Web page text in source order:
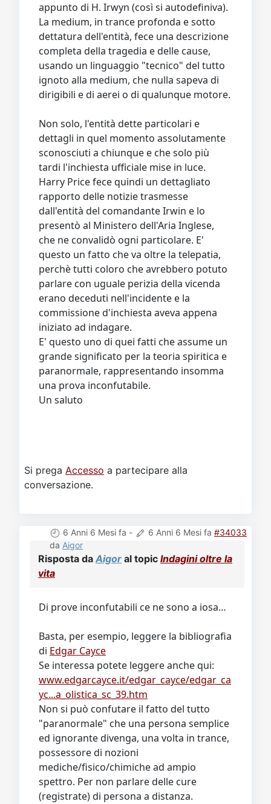
appunto di H. Irwyn (così si autodefiniva).
La medium, in trance profonda e sotto
dettatura dell'entità, fece una descrizione
completa della tragedia e delle cause,
usando un linguaggio "tecnico" del tutto
ignoto alla medium, che nulla sapeva di
dirigibili e di aerei o di qualunque motore.
Non solo, l'entità dette particolari e
dettagli in quel momento assolutamente
sconosciuti a chiunque e che solo più
tardi l'inchiesta ufficiale mise in luce.
Harry Price fece quindi un dettagliato
rapporto delle notizie trasmesse
dall'entità del comandante Irwin e lo
presentò al Ministero dell'Aria Inglese,
che ne convalidò ogni particolare. E'
questo un fatto che va oltre la telepatia,
perchè tutti coloro che avrebbero potuto
parlare con uguale perizia della vicenda
erano deceduti nell'incidente e la
commissione d'inchiesta aveva appena
iniziato ad indagare.
E' questo uno di quei fatti che assume un
grande significato per la teoria spiritica e
paranormale, rappresentando insomma
una prova inconfutabile.
Un saluto
Si prega Accesso a partecipare alla
conversazione.
6 Anni 6 Mesi fa - 6 Anni 6 Mesi fa #34033
da Aigor
Risposta da Aigor al topic Indagini oltre la
vita
Di prove inconfutabili ce ne sono a iosa…
Basta, per esempio, leggere la bibliografia
di Edgar Cayce
Se interessa potete leggere anche qui:
www.edgarcayce.it/edgar_cayce/edgar_ca
yc...a_olistica_sc_39.htm
Non si può confutare il fatto del tutto
"paranormale" che una persona semplice
ed ignorante divenga, una volta in trance,
possessore di nozioni
mediche/fisico/chimiche ad ampio
spettro. Per non parlare delle cure
(registrate) di persona a distanza.